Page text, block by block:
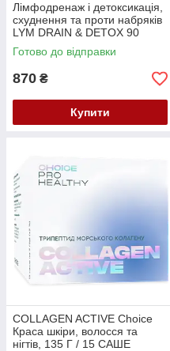
Лімфодренаж і детоксикація,
схуднення та проти набряків
LYM DRAIN & DETOX 90
капсул Choice
Готово до відправки
870 ₴
Купити
COLLAGEN ACTIVE Choice
Краса шкіри, волосся та
нігтів, 135 Г / 15 САШЕ